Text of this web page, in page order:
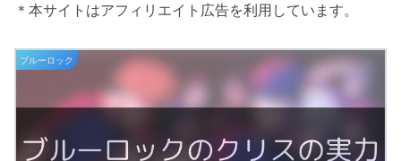
＊本サイトはアフィリエイト広告を利用しています。
ブルーロック